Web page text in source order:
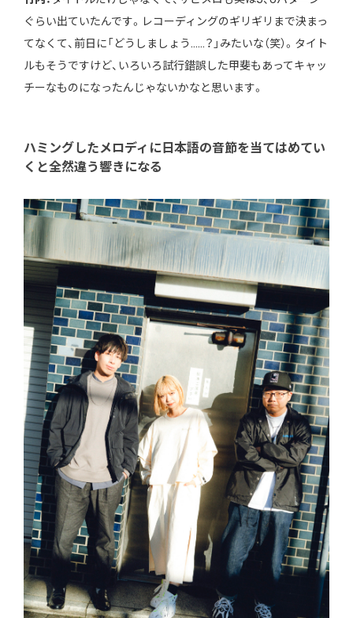
ぐらい出ていたんです。レコーディングのギリギリまで決まっ
てなくて、前日に「どうしましょう……？」みたいな（笑）。タイト
ルもそうですけど、いろいろ試行錯誤した甲斐もあってキャッ
チーなものになったんじゃないかなと思います。
ハミングしたメロディに日本語の音節を当てはめてい
くと全然違う響きになる